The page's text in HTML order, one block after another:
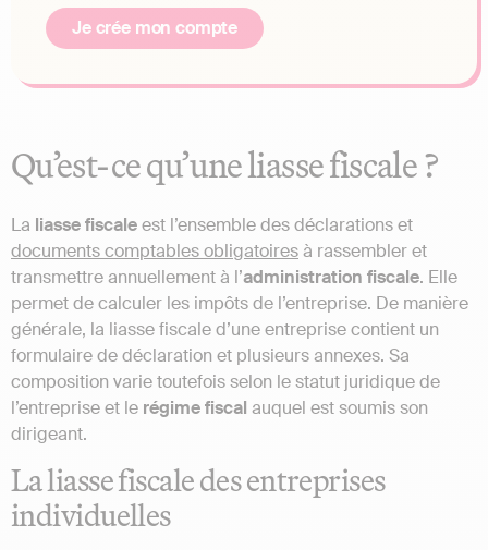
Je crée mon compte
Qu’est-ce qu’une liasse fiscale ?
La liasse fiscaleest l’ensemble des déclarations et
documents comptables obligatoiresà rassembler et
transmettre annuellement à l’administration fiscale. Elle
permet de calculer les impôts de l’entreprise. De manière
générale, la liasse fiscale d’une entreprise contient un
formulaire de déclaration et plusieurs annexes. Sa
composition varie toutefois selon le statut juridique de
l’entreprise et le régime fiscal auquel est soumis son
dirigeant.
La liasse fiscale des entreprises
individuelles